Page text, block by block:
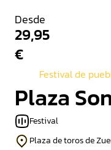
Desde
29,95
€
Festival de
Plaza
Festival
Plaza de toros de